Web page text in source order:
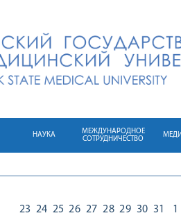
НАУКА
МЕЖДУНАРОДНОЕ
СОТРУДНИЧЕСТВО
23 24 25 26 27 28 29 30 31
1